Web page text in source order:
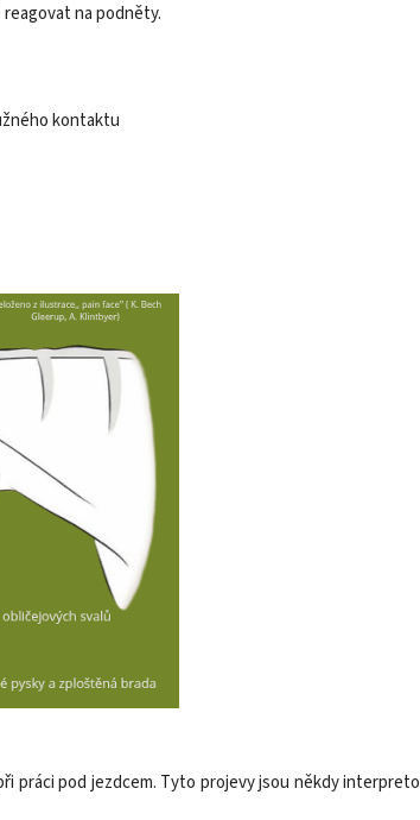
na podněty.
kontaktu
práci pod jezdcem. Tyto projevy jsou někdy